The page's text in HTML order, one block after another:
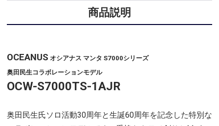
商品説明
OCEANUS オシアナス マンタ S7000シリーズ
奥田民生コラボレーションモデル
OCW-S7000TS-1AJR
奥田民生氏ソロ活動30周年と生誕60周年を記念した特別な